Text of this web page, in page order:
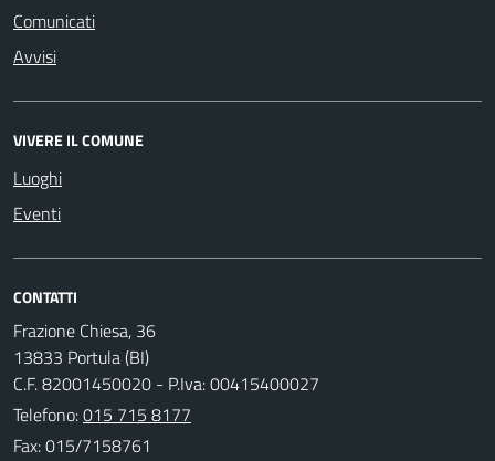
Comunicati
Avvisi
VIVERE IL COMUNE
Luoghi
Eventi
CONTATTI
Frazione Chiesa, 36
13833 Portula (BI)
C.F. 82001450020 - P.Iva: 00415400027
Telefono:015 715 8177
Fax: 015/7158761